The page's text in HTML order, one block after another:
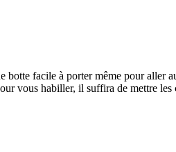
facile à porter même pour aller
vous habiller, il suffira de mettre